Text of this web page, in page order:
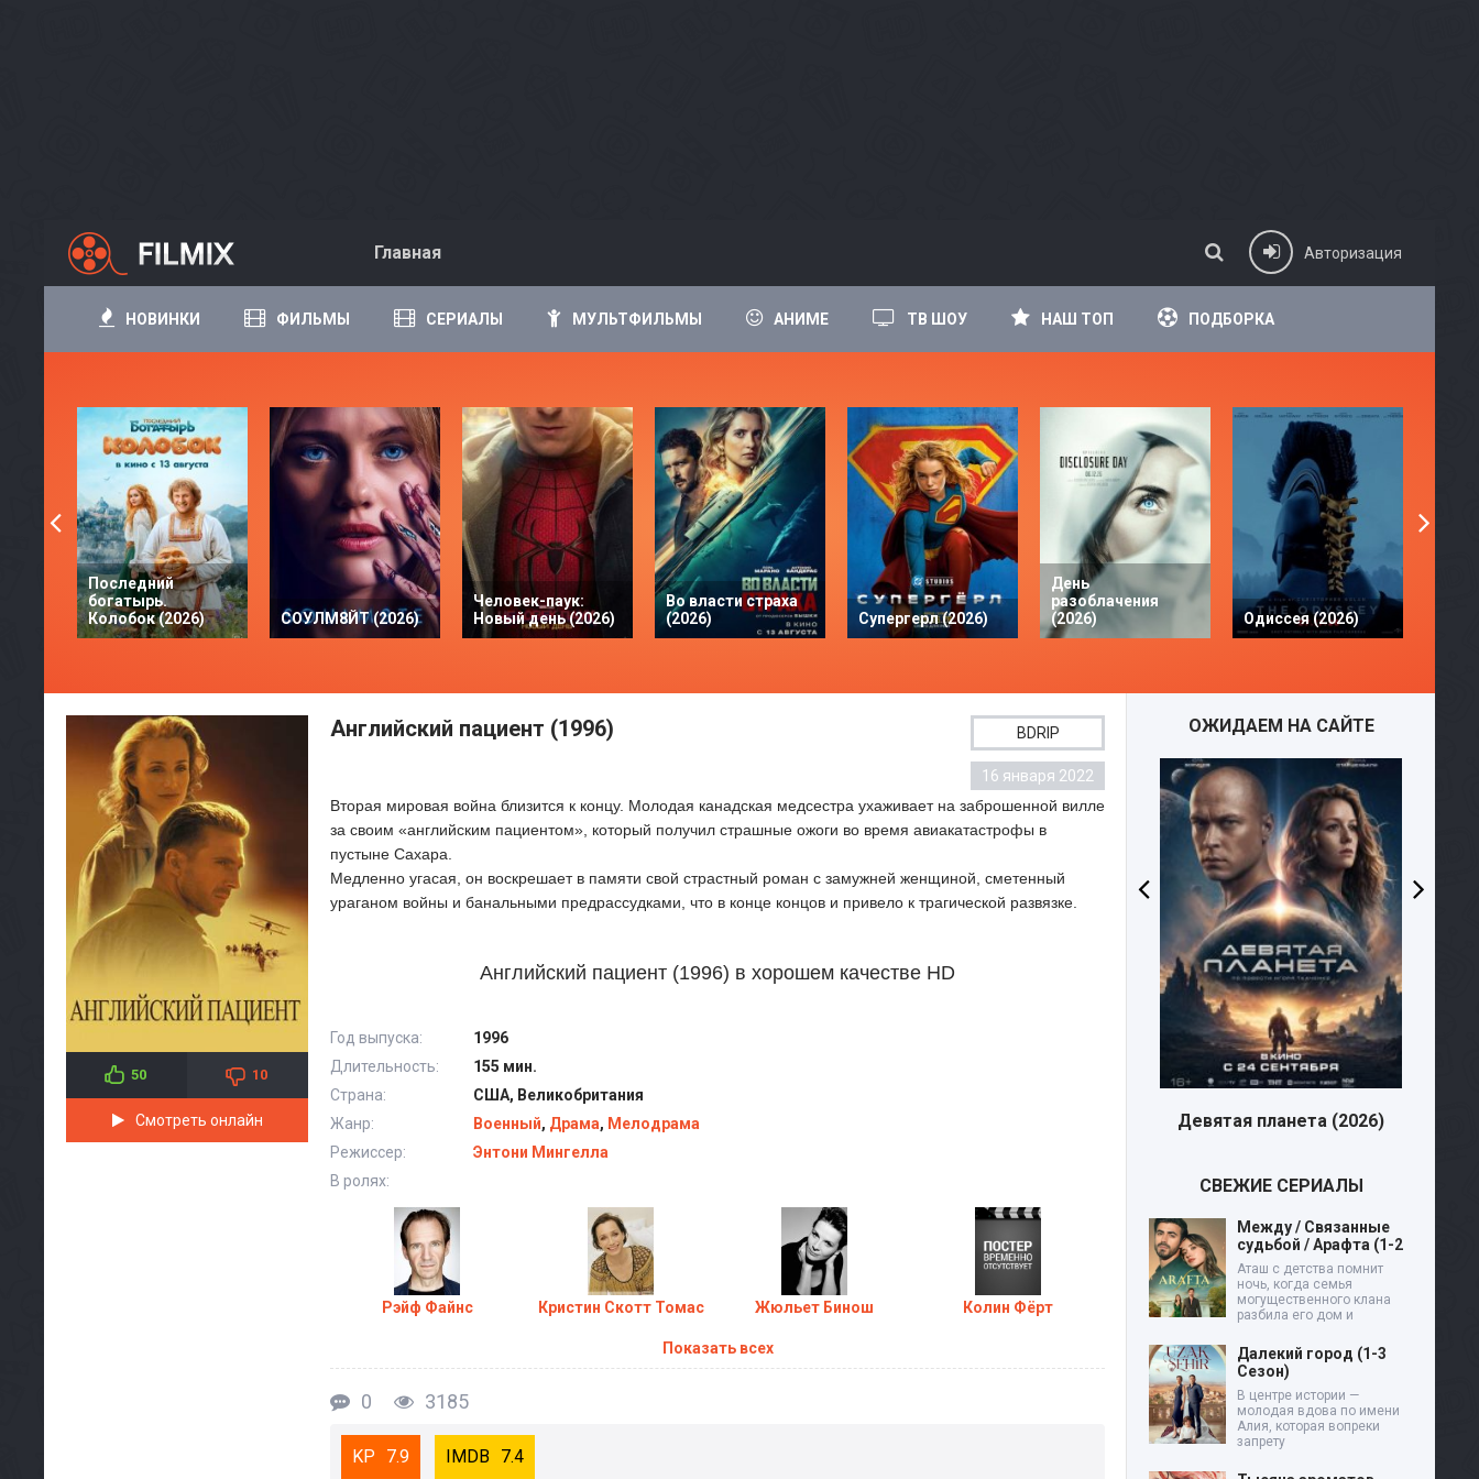
Главная Авторизация
НОВИНКИ ФИЛЬМЫ СЕРИАЛЫ МУЛЬТФИЛЬМЫ АНИМЕ ТВ ШОУ НАШ ТОП ПОДБОРКА
Последний
богатырь.
Колобок (2026)
СОУЛМ8ЙТ (2026)
Человек-паук:
Новый день (2026)
Во власти страха
(2026)
Супергерл (2026)
День
разоблачения
(2026)
Одиссея (2026)
50 10
Смотреть онлайн
Английский пациент (1996) BDRIP
16 января 2022
Вторая мировая война близится к концу. Молодая канадская медсестра ухаживает на заброшенной вилле
за своим «английским пациентом», который получил страшные ожоги во время авиакатастрофы в
пустыне Сахара.
Медленно угасая, он воскрешает в памяти свой страстный роман с замужней женщиной, сметенный
ураганом войны и банальными предрассудками, что в конце концов и привело к трагической развязке.
Английский пациент (1996) в хорошем качестве HD
Год выпуска:
1996
Длительность:
155 мин.
Страна:
США, Великобритания
Жанр:
Военный, Драма, Мелодрама
Режиссер:
Энтони Мингелла
В ролях:
Рэйф Файнс Кристин Скотт Томас Жюльет Бинош Колин Фёрт
Показать всех
0 3185
7.9 7.4
ОЖИДАЕМ НА САЙТЕ
Новости (2026) Девятая планета (2026)
СВЕЖИЕ СЕРИАЛЫ
Между / Связанные
судьбой / Арафта (1-2
Аташ с детства помнит
ночь, когда семья
могущественного клана
разбила его дом и
Далекий город (1-3
Сезон)
В центре истории —
молодая вдова по имени
Алия, которая вопреки
запрету